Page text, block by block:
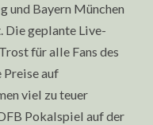
und Bayern München
Die geplante Live-
für alle Fans des
auf
viel zu teuer
Pokalspiel auf der